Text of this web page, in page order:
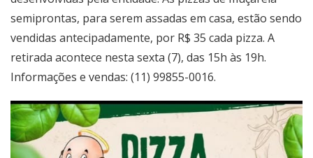
semiprontas, para serem assadas em casa, estão sendo
vendidas antecipadamente, por R$ 35 cada pizza. A
retirada acontece nesta sexta (7), das 15h às 19h.
Informações e vendas: (11) 99855-0016.